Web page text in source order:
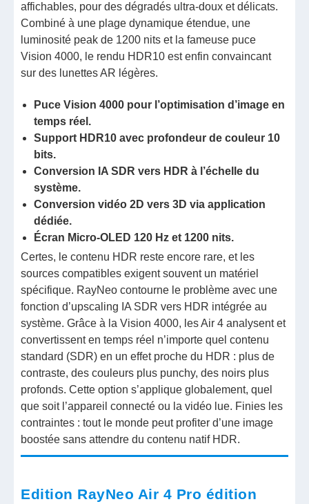
affichables, pour des dégradés ultra-doux et délicats.
Combiné à une plage dynamique étendue, une
luminosité peak de 1200 nits et la fameuse puce
Vision 4000, le rendu HDR10 est enfin convaincant
sur des lunettes AR légères.
Puce Vision 4000 pour l’optimisation d’image en
temps réel.
Support HDR10 avec profondeur de couleur 10
bits.
Conversion IA SDR vers HDR à l’échelle du
système.
Conversion vidéo 2D vers 3D via application
dédiée.
Écran Micro-OLED 120 Hz et 1200 nits.
Certes, le contenu HDR reste encore rare, et les
sources compatibles exigent souvent un matériel
spécifique. RayNeo contourne le problème avec une
fonction d’upscaling IA SDR vers HDR intégrée au
système. Grâce à la Vision 4000, les Air 4 analysent et
convertissent en temps réel n’importe quel contenu
standard (SDR) en un effet proche du HDR : plus de
contraste, des couleurs plus punchy, des noirs plus
profonds. Cette option s’applique globalement, quel
que soit l’appareil connecté ou la vidéo lue. Finies les
contraintes : tout le monde peut profiter d’une image
boostée sans attendre du contenu natif HDR.
Edition RayNeo Air 4 Pro édition